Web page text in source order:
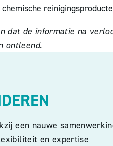
dat de informatie na
ontleend.
een nauwe
en expertise